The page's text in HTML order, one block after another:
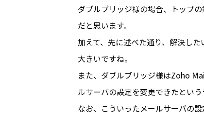
ダブルブリッジ様の場合、トップ
だと思います。
加えて、先に述べた通り、解決し
大きいですね。
また、ダブルブリッジ様はZoho
ルサーバの設定を変更できたとい
なお、こういったメールサーバの